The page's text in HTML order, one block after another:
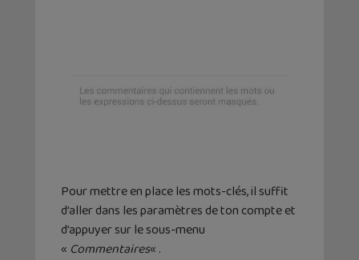
Pour mettre en place les mots-clés, il suffit
d’aller dans les paramètres de ton compte et
d’appuyer sur le sous-menu
« Commentaires« .